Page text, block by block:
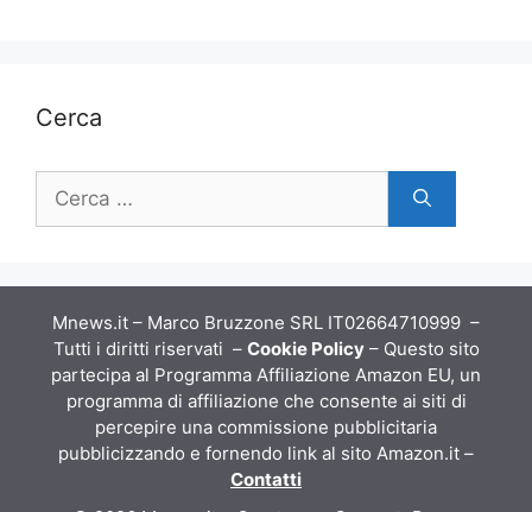
Cerca
per:
Mnews.it – Marco Bruzzone SRL IT02664710999 –
Tutti i diritti riservati – Cookie Policy– Questo sito
partecipa al Programma Affiliazione Amazon EU, un
programma di affiliazione che consente ai siti di
percepire una commissione pubblicitaria
pubblicizzando e fornendo link al sito Amazon.it –
Contatti